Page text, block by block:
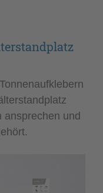
ansprechen und